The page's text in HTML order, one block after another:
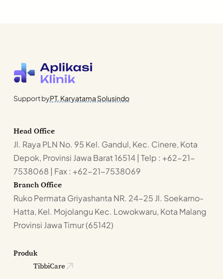
Support byPT. Karyatama Solusindo
Head Office
Jl. Raya PLN No. 95 Kel. Gandul, Kec. Cinere, Kota
Depok, Provinsi Jawa Barat 16514 | Telp : +62-21-
7538068 | Fax : +62-21-7538069
Branch Office
Ruko Permata Griyashanta NR. 24-25 Jl. Soekarno-
Hatta, Kel. Mojolangu Kec. Lowokwaru, Kota Malang
Provinsi Jawa Timur (65142)
Produk
TibbiCare